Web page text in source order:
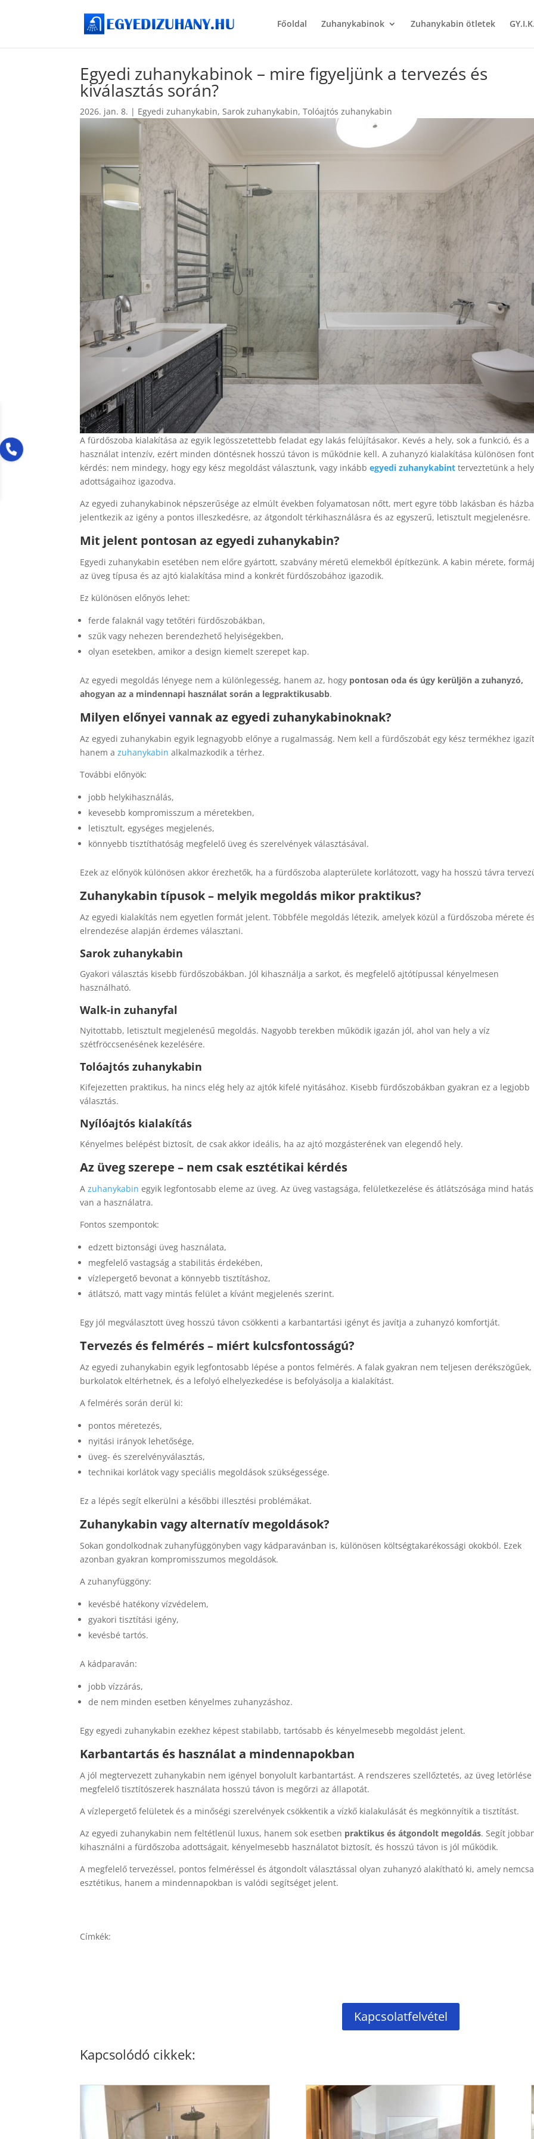
Főoldal Zuhanykabinok Zuhanykabin ötletek
Egyedi zuhanykabinok – mire figyeljünk a tervezés és
kiválasztás során?
2026. jan. 8. | Egyedi zuhanykabin,Sarok zuhanykabin,Tolóajtós zuhanykabin
A fürdőszoba kialakítása az egyik legösszetettebb feladat egy lakás felújításakor. Kevés a hely, sok a funkció, és a
használat intenzív, ezért minden döntésnek hosszú távon is működnie kell. A zuhanyzó kialakítása különösen
kérdés: nem mindegy, hogy egy kész megoldást választunk, vagy inkábbegyedi zuhanykabint terveztetünk a hely
adottságaihoz igazodva.
Az egyedi zuhanykabinok népszerűsége az elmúlt években folyamatosan nőtt, mert egyre több lakásban és
jelentkezik az igény a pontos illeszkedésre, az átgondolt térkihasználásra és az egyszerű, letisztult megjelenésre.
Mit jelent pontosan az egyedi zuhanykabin?
Egyedi zuhanykabin esetében nem előre gyártott, szabvány méretű elemekből építkezünk. A kabin mérete,
az üveg típusa és az ajtó kialakítása mind a konkrét fürdőszobához igazodik.
Ez különösen előnyös lehet:
ferde falaknál vagy tetőtéri fürdőszobákban,
szűk vagy nehezen berendezhető helyiségekben,
olyan esetekben, amikor a design kiemelt szerepet kap.
Az egyedi megoldás lényege nem a különlegesség, hanem az, hogy pontosan oda és úgy kerüljön a zuhanyzó,
ahogyan az a mindennapi használat során a legpraktikusabb.
Milyen előnyei vannak az egyedi zuhanykabinoknak?
Az egyedi zuhanykabin egyik legnagyobb előnye a rugalmasság. Nem kell a fürdőszobát egy kész termékhez
hanem azuhanykabin alkalmazkodik a térhez.
További előnyök:
jobb helykihasználás,
kevesebb kompromisszum a méretekben,
letisztult, egységes megjelenés,
könnyebb tisztíthatóság megfelelő üveg és szerelvények választásával.
Ezek az előnyök különösen akkor érezhetők, ha a fürdőszoba alapterülete korlátozott, vagy ha hosszú távra
Zuhanykabin típusok – melyik megoldás mikor praktikus?
Az egyedi kialakítás nem egyetlen formát jelent. Többféle megoldás létezik, amelyek közül a fürdőszoba mérete
elrendezése alapján érdemes választani.
Sarok zuhanykabin
Gyakori választás kisebb fürdőszobákban. Jól kihasználja a sarkot, és megfelelő ajtótípussal kényelmesen
használható.
Walk-in zuhanyfal
Nyitottabb, letisztult megjelenésű megoldás. Nagyobb terekben működik igazán jól, ahol van hely a víz
szétfröccsenésének kezelésére.
Tolóajtós zuhanykabin
Kifejezetten praktikus, ha nincs elég hely az ajtók kifelé nyitásához. Kisebb fürdőszobákban gyakran ez a legjobb
választás.
Nyílóajtós kialakítás
Kényelmes belépést biztosít, de csak akkor ideális, ha az ajtó mozgásterének van elegendő hely.
Az üveg szerepe – nem csak esztétikai kérdés
Azuhanykabin egyik legfontosabb eleme az üveg. Az üveg vastagsága, felületkezelése és átlátszósága mind
van a használatra.
Fontos szempontok:
edzett biztonsági üveg használata,
megfelelő vastagság a stabilitás érdekében,
vízlepergető bevonat a könnyebb tisztításhoz,
átlátszó, matt vagy mintás felület a kívánt megjelenés szerint.
Egy jól megválasztott üveg hosszú távon csökkenti a karbantartási igényt és javítja a zuhanyzó komfortját.
Tervezés és felmérés – miért kulcsfontosságú?
Az egyedi zuhanykabin egyik legfontosabb lépése a pontos felmérés. A falak gyakran nem teljesen derékszögűek,
burkolatok eltérhetnek, és a lefolyó elhelyezkedése is befolyásolja a kialakítást.
A felmérés során derül ki:
pontos méretezés,
nyitási irányok lehetősége,
üveg- és szerelvényválasztás,
technikai korlátok vagy speciális megoldások szükségessége.
Ez a lépés segít elkerülni a későbbi illesztési problémákat.
Zuhanykabin vagy alternatív megoldások?
Sokan gondolkodnak zuhanyfüggönyben vagy kádparavánban is, különösen költségtakarékossági okokból. Ezek
azonban gyakran kompromisszumos megoldások.
A zuhanyfüggöny:
kevésbé hatékony vízvédelem,
gyakori tisztítási igény,
kevésbé tartós.
A kádparaván:
jobb vízzárás,
de nem minden esetben kényelmes zuhanyzáshoz.
Egy egyedi zuhanykabin ezekhez képest stabilabb, tartósabb és kényelmesebb megoldást jelent.
Karbantartás és használat a mindennapokban
A jól megtervezett zuhanykabin nem igényel bonyolult karbantartást. A rendszeres szellőztetés, az üveg letörlése
megfelelő tisztítószerek használata hosszú távon is megőrzi az állapotát.
A vízlepergető felületek és a minőségi szerelvények csökkentik a vízkő kialakulását és megkönnyítik a tisztítást.
Az egyedi zuhanykabin nem feltétlenül luxus, hanem sok esetben praktikus és átgondolt megoldás. Segít
kihasználni a fürdőszoba adottságait, kényelmesebb használatot biztosít, és hosszú távon is jól működik.
A megfelelő tervezéssel, pontos felméréssel és átgondolt választással olyan zuhanyzó alakítható ki, amely
esztétikus, hanem a mindennapokban is valódi segítséget jelent.
Címkék:
Kapcsolatfelvétel
Kapcsolódó cikkek: